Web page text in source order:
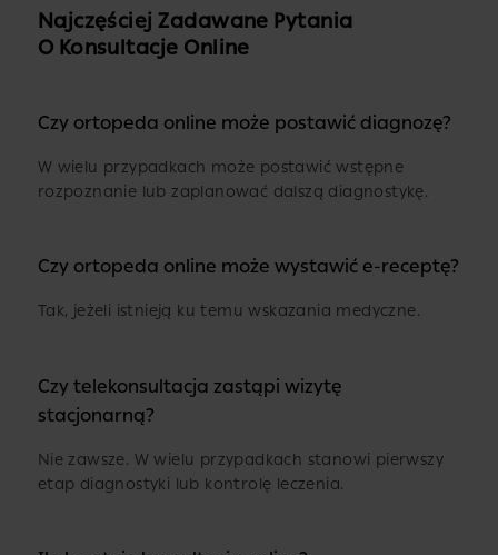
Najczęściej Zadawane Pytania
O Konsultacje Online
Czy ortopeda online może postawić diagnozę?
W wielu przypadkach może postawić wstępne
rozpoznanie lub zaplanować dalszą diagnostykę.
Czy ortopeda online może wystawić e-receptę?
Tak, jeżeli istnieją ku temu wskazania medyczne.
Czy telekonsultacja zastąpi wizytę
stacjonarną?
Nie zawsze. W wielu przypadkach stanowi pierwszy
etap diagnostyki lub kontrolę leczenia.